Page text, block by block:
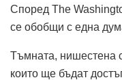
Според The
се обобщи с една
Тъмната, нишестена
които ще бъдат